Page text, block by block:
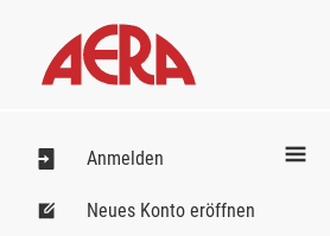
Anmelden
Neues Konto eröffnen